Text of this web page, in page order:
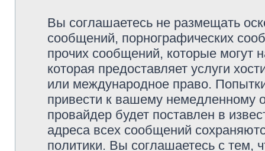
Вы соглашаетесь не размещать
сообщений, порнографических
прочих сообщений, которые могут
которая предоставляет услуги
или международное право.
привести к вашему немедленному
провайдер будет поставлен в
адреса всех сообщений
политики. Вы соглашаетесь с тем,